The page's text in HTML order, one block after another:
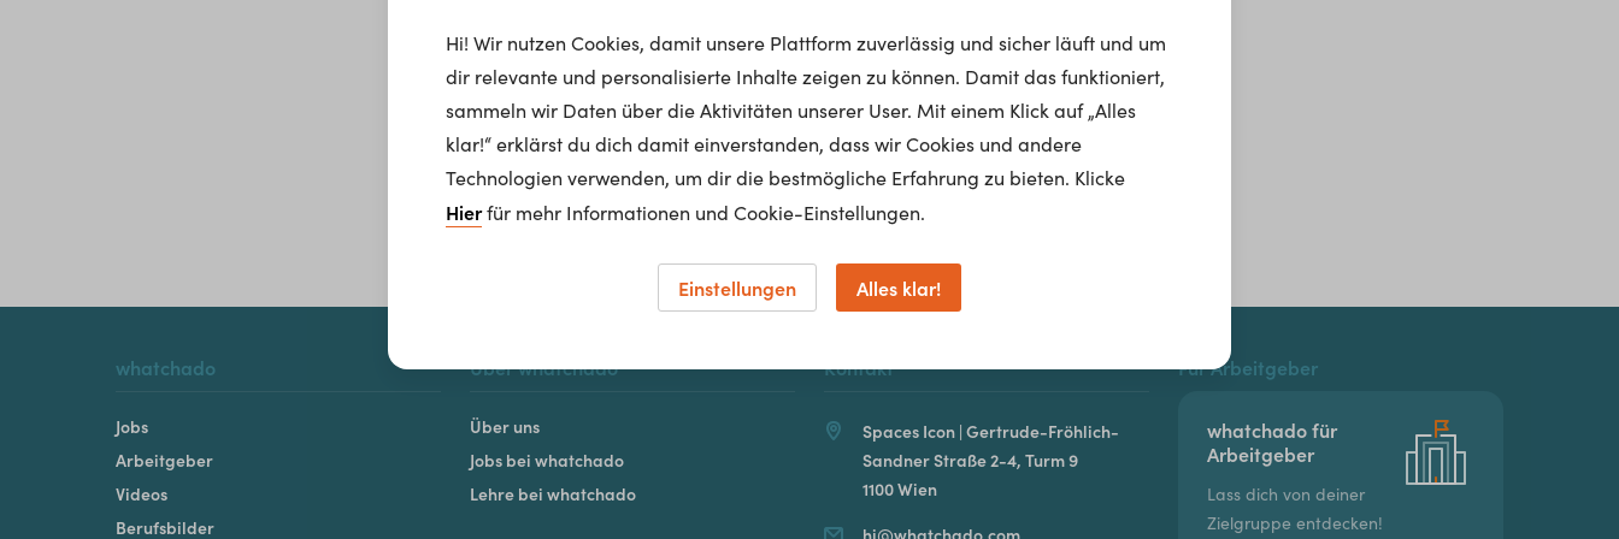
Homepage
whatchado
Jobs
Arbeitgeber
Videos
Berufsbilder
Über whatchado
Über uns
Jobs bei whatchado
Lehre bei whatchado
Kontakt
Spaces Icon | Gertrude-Fröhlich-
Sandner Straße 2-4, Turm 9
1100 Wien
hi@whatchado.com
Für Arbeitgeber
whatchado für
Arbeitgeber
Lass dich von deiner
Zielgruppe entdecken!
Hi! Wir nutzen Cookies, damit unsere Plattform zuverlässig und sicher läuft und um
dir relevante und personalisierte Inhalte zeigen zu können. Damit das funktioniert,
sammeln wir Daten über die Aktivitäten unserer User. Mit einem Klick auf „Alles
klar!“ erklärst du dich damit einverstanden, dass wir Cookies und andere
Technologien verwenden, um dir die bestmögliche Erfahrung zu bieten. Klicke
Hierfür mehr Informationen und Cookie-Einstellungen.
Einstellungen Alles klar!